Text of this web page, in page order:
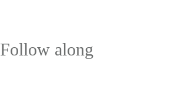
Follow along